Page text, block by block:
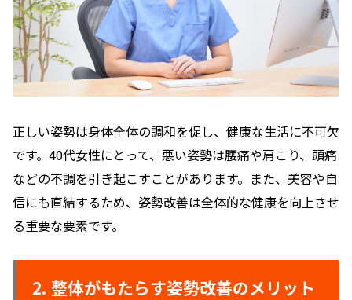
正しい姿勢は身体全体の調和を促し、健康な生活に不可欠
です。40代女性にとって、悪い姿勢は腰痛や肩こり、頭痛
などの不調を引き起こすことがあります。また、美容や自
信にも直結するため、姿勢改善は全体的な健康を向上させ
る重要な要素です。
2. 整体がもたらす姿勢改善のメリット